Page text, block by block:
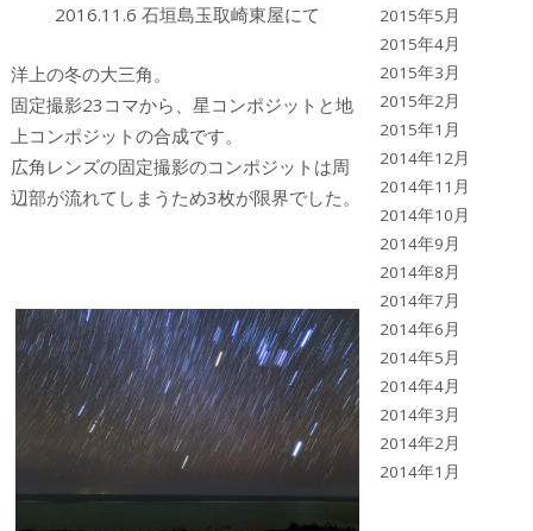
2016.11.6 石垣島玉取崎東屋にて
洋上の冬の大三角。
固定撮影23コマから、星コンポジットと地
上コンポジットの合成です。
広角レンズの固定撮影のコンポジットは周
辺部が流れてしまうため3枚が限界でした。
2015年5月
2015年4月
2015年3月
2015年2月
2015年1月
2014年12月
2014年11月
2014年10月
2014年9月
2014年8月
2014年7月
2014年6月
2014年5月
2014年4月
2014年3月
2014年2月
2014年1月